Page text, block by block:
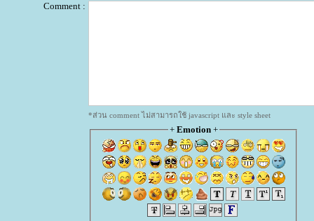
Comment :
*ส่วน comment ไม่สามารถใช้ javascript และ style sheet
+ Emotion+